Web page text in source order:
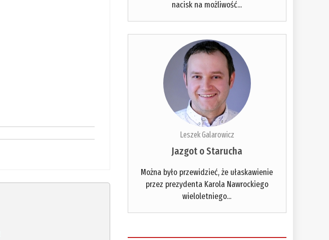
nacisk na możliwość...
Leszek Galarowicz
Jazgot o Starucha
Można było przewidzieć, że ułaskawienie
przez prezydenta Karola Nawrockiego
wieloletniego...